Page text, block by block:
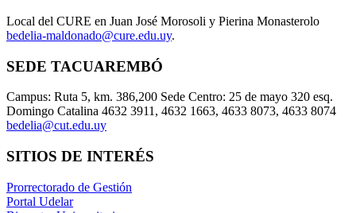
Local del CURE en Juan José Morosoli y Pierina Monasterolo
bedelia-maldonado@cure.edu.uy.
SEDE TACUAREMBÓ
Campus: Ruta 5, km. 386,200 Sede Centro: 25 de mayo 320 esq.
Domingo Catalina 4632 3911, 4632 1663, 4633 8073, 4633 8074
bedelia@cut.edu.uy
SITIOS DE INTERÉS
Prorrectorado de Gestión
Portal Udelar